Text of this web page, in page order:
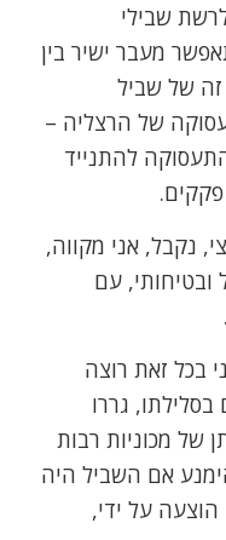
שבילי
מעבר ישיר בין
של שביל
של הרצליה –
להתנייד
נקבל, אני מקווה,
ובטיחותי, עם
בכל זאת רוצה
גררו
של מכוניות רבות
אם השביל היה
על ידי,